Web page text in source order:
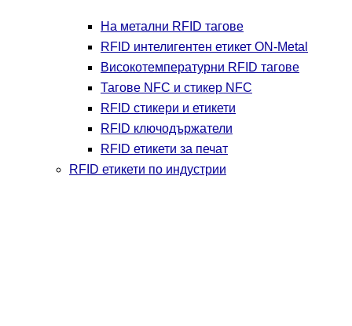
На метални RFID тагове
RFID интелигентен етикет ON-Metal
Високотемпературни RFID тагове
Тагове NFC и стикер NFC
RFID стикери и етикети
RFID ключодържатели
RFID етикети за печат
RFID етикети по индустрии